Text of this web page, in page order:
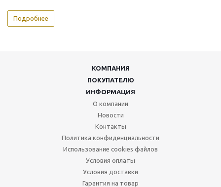
Подробнее
КОМПАНИЯ
ПОКУПАТЕЛЮ
ИНФОРМАЦИЯ
О компании
Новости
Контакты
Политика конфиденциальности
Использование cookies файлов
Условия оплаты
Условия доставки
Гарантия на товар